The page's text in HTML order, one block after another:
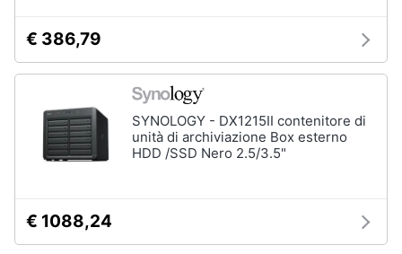
€ 386,79
SYNOLOGY - DX1215II contenitore di
unità di archiviazione Box esterno
HDD /SSD Nero 2.5/3.5"
€ 1088,24